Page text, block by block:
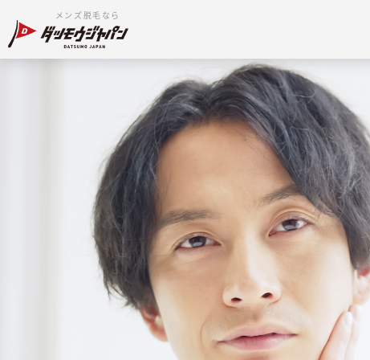
メンズ脱毛なら